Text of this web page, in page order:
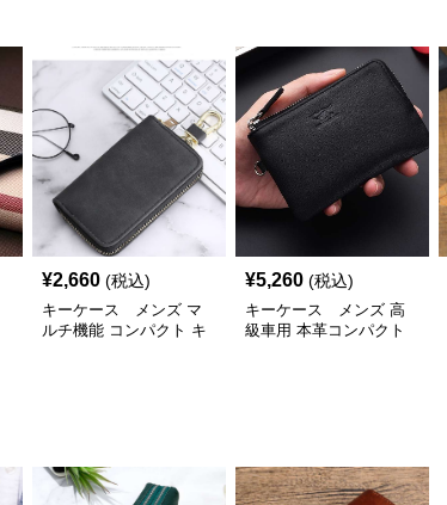
¥2,660 (税込)
キーケース メンズ マ
ルチ機能 コンパクト キ
¥5,260 (税込)
キーケース メンズ 高
級車用 本革コンパクト